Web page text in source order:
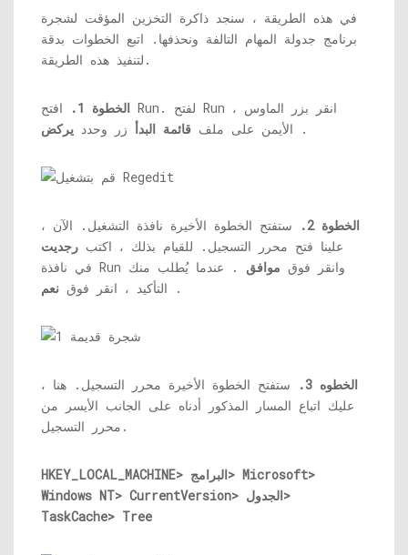
في هذه الطريقة ، سنجد ذاكرة التخزين المؤقت لشجرة
برنامج جدولة المهام التالفة ونحذفها. اتبع الخطوات بدقة
لتنفيذ هذه الطريقة.
الخطوة 1.
افتح Run. لفتح Run ، انقر بزر الماوس
الأيمن على ملف قائمة البدأ زر وحدد يركض .
الخطوة 2.
ستفتح الخطوة الأخيرة نافذة التشغيل. الآن ،
علينا فتح محرر التسجيل. للقيام بذلك ، اكتب رجديت
في نافذة Run وانقر فوق موافق . عندما يُطلب منك
التأكيد ، انقر فوق نعم .
الخطوه 3.
ستفتح الخطوة الأخيرة محرر التسجيل. هنا ،
عليك اتباع المسار المذكور أدناه على الجانب الأيسر من
محرر التسجيل.
HKEY_LOCAL_MACHINE> البرامج> Microsoft>
Windows NT> CurrentVersion> الجدول>
TaskCache> Tree